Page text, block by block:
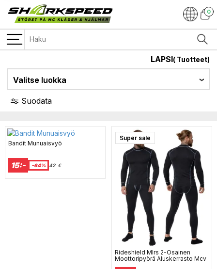
0
LAPSI( Tuotteet)
Valitse luokka
Suodata
Bandit Munuaisvyö
15:- -64% 42 €
Super sale
Rideshield Mlrs 2-Osainen
Moottoripyörä Aluskerrasto Mcv